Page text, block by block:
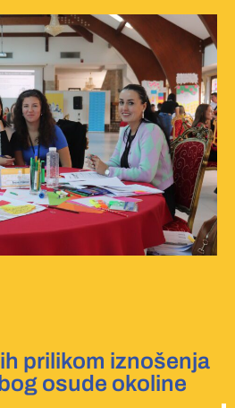
prilikom iznošenja
osude okoline